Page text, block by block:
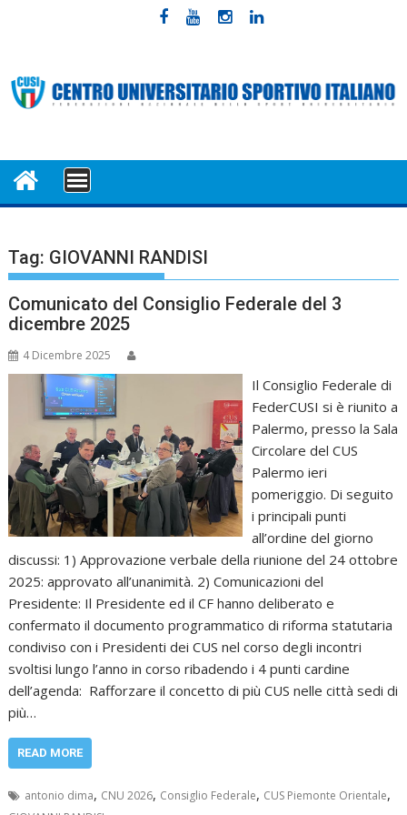
MENU
Tag: GIOVANNI RANDISI
Comunicato del Consiglio Federale del 3
dicembre 2025
4 Dicembre 2025
Il Consiglio Federale di
FederCUSI si è riunito a
Palermo, presso la Sala
Circolare del CUS
Palermo ieri
pomeriggio. Di seguito
i principali punti
all’ordine del giorno
discussi: 1) Approvazione verbale della riunione del 24 ottobre
2025: approvato all’unanimità. 2) Comunicazioni del
Presidente: Il Presidente ed il CF hanno deliberato e
confermato il documento programmatico di riforma statutaria
condiviso con i Presidenti dei CUS nel corso degli incontri
svoltisi lungo l’anno in corso ribadendo i 4 punti cardine
dell’agenda: Rafforzare il concetto di più CUS nelle città sedi di
più…
READ MORE
antonio dima, CNU 2026, Consiglio Federale, CUS Piemonte Orientale,